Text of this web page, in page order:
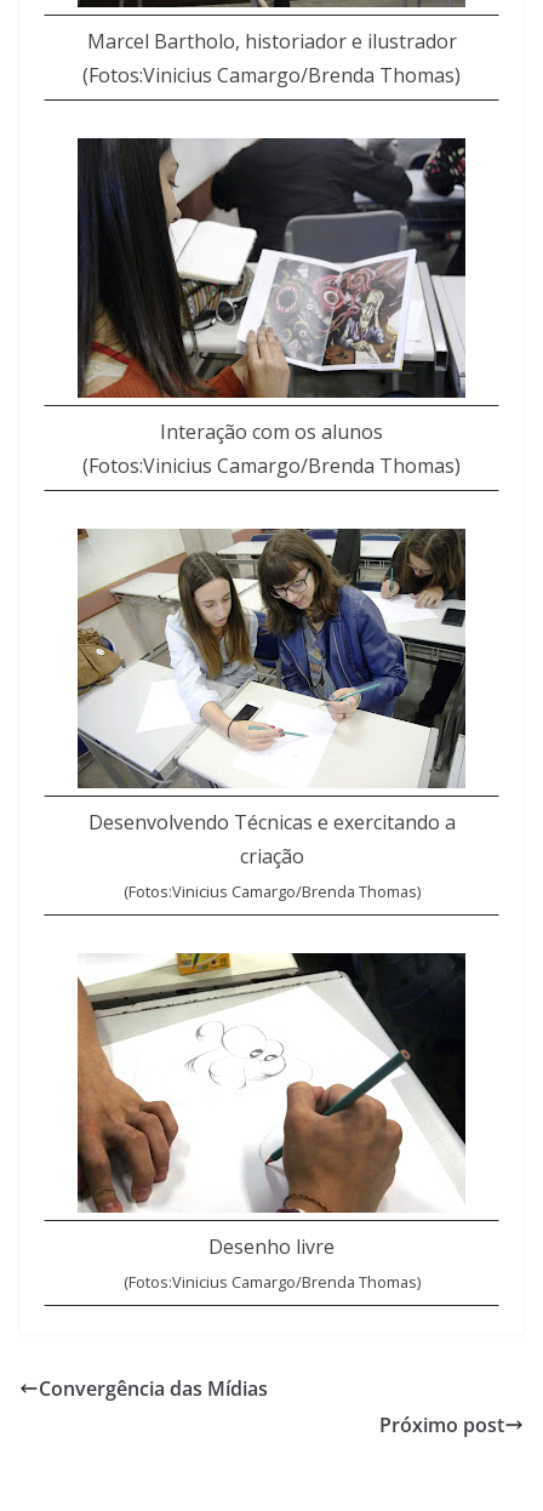
Marcel Bartholo, historiador e ilustrador
(Fotos:Vinicius Camargo/Brenda Thomas)
Interação com os alunos
(Fotos:Vinicius Camargo/Brenda Thomas)
Desenvolvendo Técnicas e exercitando a
criação
(Fotos:Vinicius Camargo/Brenda Thomas)
Desenho livre
(Fotos:Vinicius Camargo/Brenda Thomas)
Convergência das Mídias
Próximo post